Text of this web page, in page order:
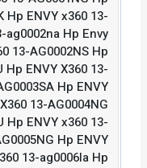
Hp ENVY x360 13-
ag0002na Hp Envy
13-AG0002NS Hp
Hp ENVY X360 13-
Hp ENVY
13-AG0004NG
Hp ENVY x360 13-
Hp ENVY
13-ag0006la Hp